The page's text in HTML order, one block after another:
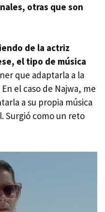
otras que son
de la actriz
el tipo de música
que adaptarla a la
el caso de Najwa, me
a su propia música
Surgió como un reto